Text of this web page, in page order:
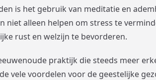
is het gebruik van meditatie en
niet alleen helpen om stress te
rust en welzijn te bevorderen.
praktijk die steeds meer
vele voordelen voor de geestelijke